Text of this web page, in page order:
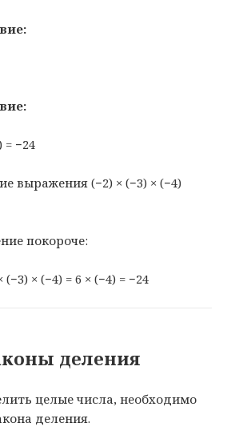
= −24
выражения (−2) × (−3) × (−4)
покороче:
(−3) × (−4) = 6 × (−4) = −24
деления
целые числа, необходимо
деления.